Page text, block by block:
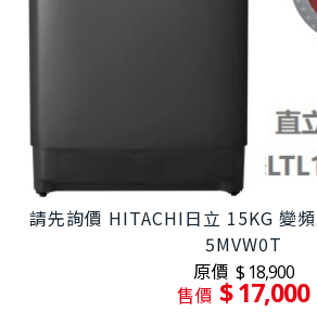
請先詢價 HITACHI日立 15KG 變
5MVW0T
原價 $ 18,900
售價 $ 17,000